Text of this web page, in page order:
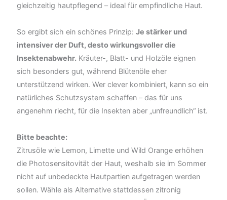
gleichzeitig hautpflegend – ideal für empfindliche Haut.
So ergibt sich ein schönes Prinzip:Je stärker und
intensiver der Duft, desto wirkungsvoller die
Insektenabwehr. Kräuter-, Blatt- und Holzöle eignen
sich besonders gut, während Blütenöle eher
unterstützend wirken. Wer clever kombiniert, kann so ein
natürliches Schutzsystem schaffen – das für uns
angenehm riecht, für die Insekten aber „unfreundlich“ ist.
Bitte beachte:
Zitrusöle wie Lemon, Limette und Wild Orange erhöhen
die Photosensitovität der Haut, weshalb sie im Sommer
nicht auf unbedeckte Hautpartien aufgetragen werden
sollen. Wähle als Alternative stattdessen zitronig